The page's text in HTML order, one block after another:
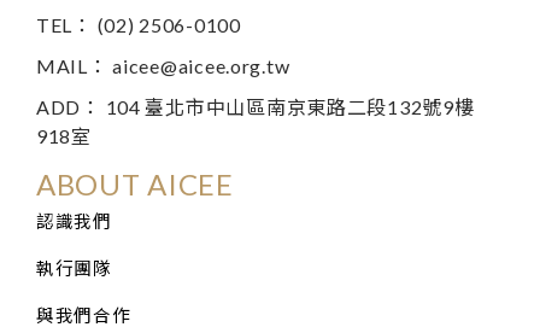
TEL： (02) 2506-0100
MAIL：aicee@aicee.org.tw
ADD： 104 臺北市中山區南京東路二段132號9樓
918室
ABOUT AICEE
認識我們
執行團隊
與我們合作